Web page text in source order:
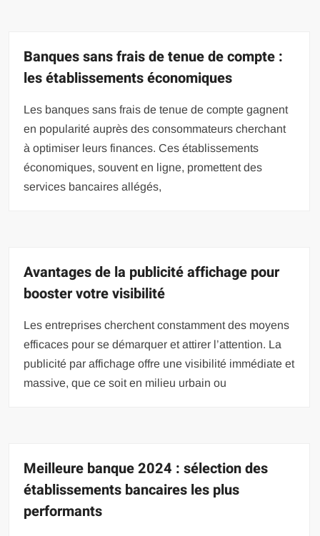
Banques sans frais de tenue de compte :
les établissements économiques
Les banques sans frais de tenue de compte gagnent
en popularité auprès des consommateurs cherchant
à optimiser leurs finances. Ces établissements
économiques, souvent en ligne, promettent des
services bancaires allégés,
Avantages de la publicité affichage pour
booster votre visibilité
Les entreprises cherchent constamment des moyens
efficaces pour se démarquer et attirer l’attention. La
publicité par affichage offre une visibilité immédiate et
massive, que ce soit en milieu urbain ou
Meilleure banque 2024 : sélection des
établissements bancaires les plus
performants